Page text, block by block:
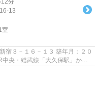
12分
13
室
宿３－１６－１３ 築年月：２０
央・総武線「大久保駅」から